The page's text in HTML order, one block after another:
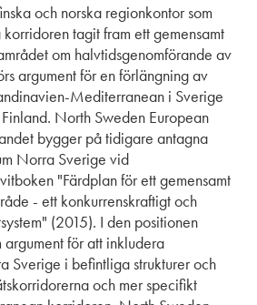
och norska regionkontor som
tagit fram ett gemensamt
om halvtidsgenomförande av
argument för en förlängning av
Mediterranean i Sverige
North Sweden European
bygger på tidigare antagna
Norra Sverige vid
"Färdplan för ett gemensamt
- ett konkurrenskraftigt och
(2015). I den positionen
för att inkludera
Sverige i befintliga strukturer och
och mer specifikt